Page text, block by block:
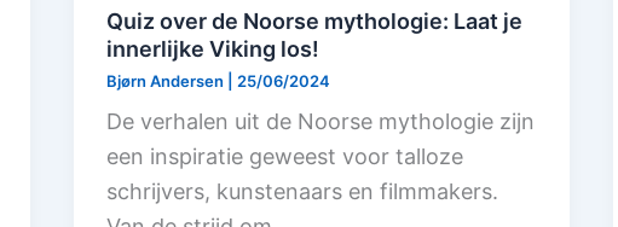
Quiz over de Noorse mythologie: Laat je
innerlijke Viking los!
Bjørn Andersen 25/06/2024
De verhalen uit de Noorse mythologie zijn
een inspiratie geweest voor talloze
schrijvers, kunstenaars en filmmakers.